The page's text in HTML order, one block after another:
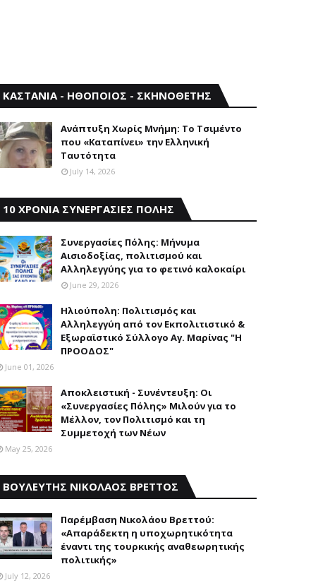
ΚΑΣΤΑΝΙΑ - ΗΘΟΠΟΙΟΣ - ΣΚΗΝΟΘΕΤΗΣ
Aνάπτυξη Xωρίς Mνήμη: Το Τσιμέντο
που «Καταπίνει» την Ελληνική
Ταυτότητα
July 14, 2026
10 ΧΡΟΝΙΑ ΣΥΝΕΡΓΑΣΙΕΣ ΠΟΛΗΣ
Συνεργασίες Πόλης: Mήνυμα
Aισιοδοξίας, πολιτισμού και
Aλληλεγγύης για το φετινό καλοκαίρι
June 29, 2026
Ηλιούπολη: Πολιτισμός και
Aλληλεγγύη από τον Εκπολιτιστικό &
Εξωραϊστικό Σύλλογο Αγ. Μαρίνας "Η
ΠΡΟΟΔΟΣ"
June 01, 2026
Αποκλειστική - Συνέντευξη: Οι
«Συνεργασίες Πόλης» Μιλούν για το
Μέλλον, τον Πολιτισμό και τη
Συμμετοχή των Νέων
May 25, 2026
ΒΟΥΛΕΥΤΗΣ ΝΙΚΟΛΑΟΣ ΒΡΕΤΤΟΣ
Παρέμβαση Nικολάου Bρεττού:
«Aπαράδεκτη η υποχωρητικότητα
έναντι της τουρκικής αναθεωρητικής
πολιτικής»
July 12, 2026